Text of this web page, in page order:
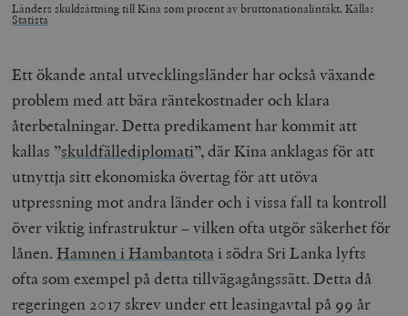
Länders skuldsättning till Kina som procent av bruttonationalintäkt. Källa:
Statista
Ett ökande antal utvecklingsländer har också växande
problem med att bära räntekostnader och klara
återbetalningar. Detta predikament har kommit att
kallas ”skuldfällediplomati”, där Kina anklagas för att
utnyttja sitt ekonomiska övertag för att utöva
utpressning mot andra länder och i vissa fall ta kontroll
över viktig infrastruktur – vilken ofta utgör säkerhet för
lånen.Hamnen i Hambantota i södra Sri Lanka lyfts
ofta som exempel på detta tillvägagångssätt. Detta då
regeringen 2017 skrev under ett leasingavtal på 99 år